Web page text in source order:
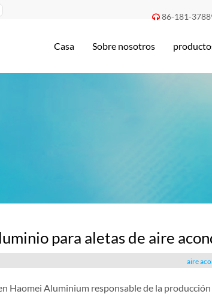
 86-181-
Casa Sobre nosotros
para aletas de aire
aire
Haomei Aluminium responsable de la